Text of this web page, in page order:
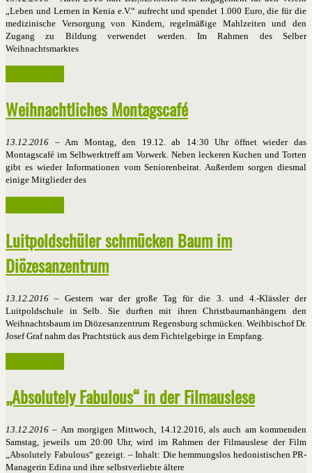
„Leben und Lernen in Kenia e.V.“ aufrecht und spendet 1.000 Euro, die für die
medizinische Versorgung von Kindern, regelmäßige Mahlzeiten und den
Zugang zu Bildung verwendet werden. Im Rahmen des Selber
Weihnachtsmarktes
Weihnachtliches Montagscafé
13.12.2016 – Am Montag, den 19.12. ab 14:30 Uhr öffnet wieder das
Montagscafé im Selbwerktreff am Vorwerk. Neben leckeren Kuchen und Torten
gibt es wieder Informationen vom Seniorenbeirat. Außerdem sorgen diesmal
einige Mitglieder des
Luitpoldschüler schmücken Baum im
Diözesanzentrum
13.12.2016 – Gestern war der große Tag für die 3. und 4.-Klässler der
Luitpoldschule in Selb. Sie durften mit ihren Christbaumanhängern den
Weihnachtsbaum im Diözesanzentrum Regensburg schmücken. Weihbischof Dr.
Josef Graf nahm das Prachtstück aus dem Fichtelgebirge in Empfang.
„Absolutely Fabulous“ in der Filmauslese
13.12.2016 – Am morgigen Mittwoch, 14.12.2016, als auch am kommenden
Samstag, jeweils um 20:00 Uhr, wird im Rahmen der Filmauslese der Film
„Absolutely Fabulous“ gezeigt. – Inhalt: Die hemmungslos hedonistischen PR-
Managerin Edina und ihre selbstverliebte ältere